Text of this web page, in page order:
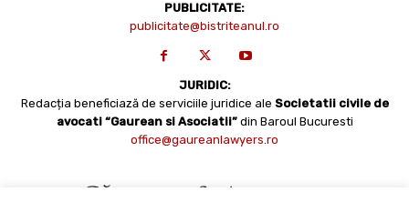
PUBLICITATE:
publicitate@bistriteanul.ro
JURIDIC:
Redacția beneficiază de serviciile juridice ale Societatii civile de
avocati “Gaurean si Asociatii” din Baroul Bucuresti
office@gaureanlawyers.ro